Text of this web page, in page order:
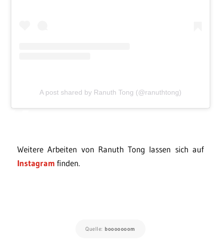
A post shared by Ranuth Tong (@ranuthtong)
Weitere Arbeiten von Ranuth Tong lassen sich auf
Instagram finden.
Quelle: booooooom